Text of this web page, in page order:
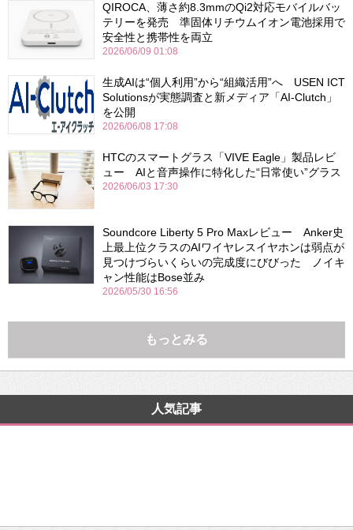
QIROCA、薄さ約8.3mmのQi2対応モバイルバッ
テリーを発売 準固体リチウムイオン電池採用で
安全性と携帯性を両立
2026/06/09 01:08
生成AIは“個人利用”から“組織活用”へ USEN ICT
Solutionsが実態調査と新メディア「AI-Clutch」
を公開
2026/06/08 17:08
HTCのスマートグラス「VIVE Eagle」製品レビ
ュー AIと音声操作に特化した“日常使い”グラス
2026/06/03 17:30
Soundcore Liberty 5 Pro Maxレビュー Anker史
上最上位クラスのAIワイヤレスイヤホンは弱点が
見つけづらいくらいの完成度にびびった ノイキ
ャン性能はBose並み
2026/05/30 16:56
もっとみる
人気記事